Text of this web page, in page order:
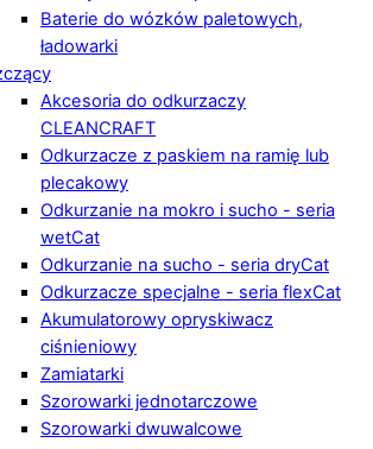
Baterie do wózków paletowych,
ładowarki
Akcesoria do odkurzaczy
CLEANCRAFT
Odkurzacze z paskiem na ramię lub
plecakowy
Odkurzanie na mokro i sucho - seria
wetCat
Odkurzanie na sucho - seria dryCat
Odkurzacze specjalne - seria flexCat
Akumulatorowy opryskiwacz
ciśnieniowy
Zamiatarki
Szorowarki jednotarczowe
Szorowarki dwuwalcowe